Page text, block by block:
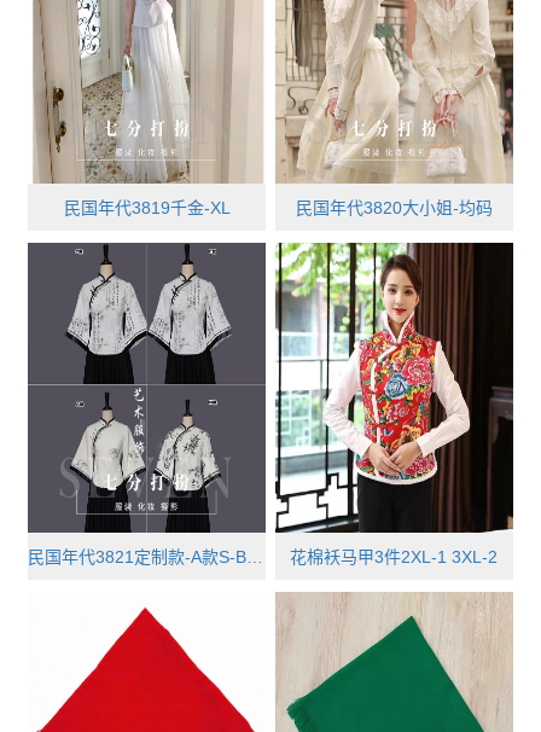
民国年代3819千金-XL 民国年代3820大小姐-均码
花棉袄马甲3件2XL-1 3XL-2